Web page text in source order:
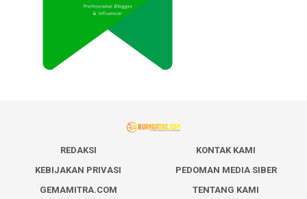
REDAKSI
KONTAK KAMI
KEBIJAKAN PRIVASI
PEDOMAN MEDIA SIBER
GEMAMITRA.COM
TENTANG KAMI